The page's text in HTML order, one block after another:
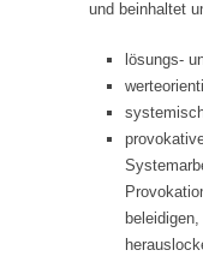
und beinhaltet
lösungs-